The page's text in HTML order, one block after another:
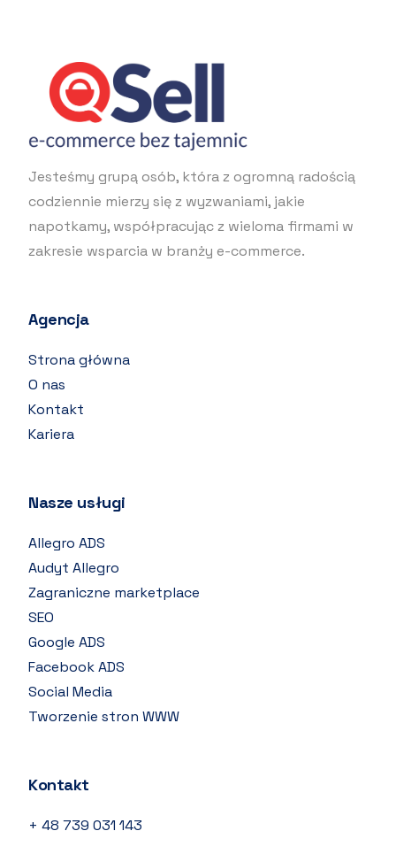
Jesteśmy grupą osób, która z ogromną radością
codziennie mierzy się z wyzwaniami, jakie
napotkamy, współpracując z wieloma firmami w
zakresie wsparcia w branży e-commerce.
Agencja
Strona główna
O nas
Kontakt
Kariera
Nasze usługi
Allegro ADS
Audyt Allegro
Zagraniczne marketplace
SEO
Google ADS
Facebook ADS
Social Media
Tworzenie stron WWW
Kontakt
+ 48 739 031 143